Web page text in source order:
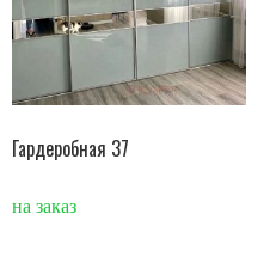
Гардеробная 37
на заказ